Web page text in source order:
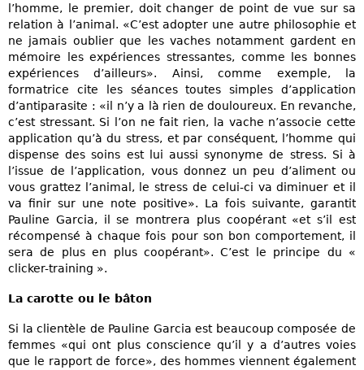
l’homme, le premier, doit changer de point de vue sur sa
relation à l’animal. «C’est adopter une autre philosophie et
ne jamais oublier que les vaches notamment gardent en
mémoire les expériences stressantes, comme les bonnes
expériences d’ailleurs». Ainsi, comme exemple, la
formatrice cite les séances toutes simples d’application
d’antiparasite : «il n’y a là rien de douloureux. En revanche,
c’est stressant. Si l’on ne fait rien, la vache n’associe cette
application qu’à du stress, et par conséquent, l’homme qui
dispense des soins est lui aussi synonyme de stress. Si à
l’issue de l’application, vous donnez un peu d’aliment ou
vous grattez l’animal, le stress de celui-ci va diminuer et il
va finir sur une note positive». La fois suivante, garantit
Pauline Garcia, il se montrera plus coopérant «et s’il est
récompensé à chaque fois pour son bon comportement, il
sera de plus en plus coopérant». C’est le principe du «
clicker-training ».
La carotte ou le bâton
Si la clientèle de Pauline Garcia est beaucoup composée de
femmes «qui ont plus conscience qu’il y a d’autres voies
que le rapport de force», des hommes viennent également